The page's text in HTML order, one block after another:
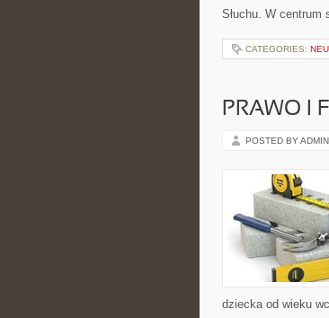
Słuchu. W
CATEGORIES:
PRAWO I
POSTED BY ADMIN
dziecka od wieku